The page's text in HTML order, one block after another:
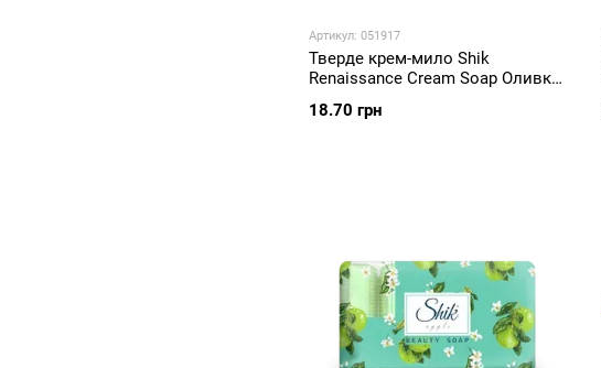
Артикул: 051917
Тверде крем-мило Shik
Renaissance Cream Soap Оливка
18.70 грн